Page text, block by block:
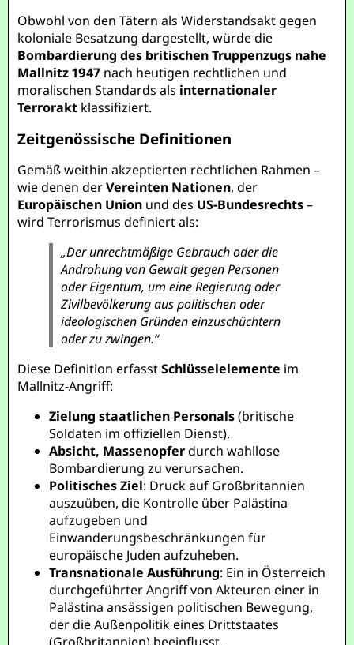
Obwohl von den Tätern als Widerstandsakt gegen
koloniale Besatzung dargestellt, würde die
Bombardierung des britischen Truppenzugs nahe
Mallnitz 1947 nach heutigen rechtlichen und
moralischen Standards als internationaler
Terrorakt klassifiziert.
Zeitgenössische Definitionen
Gemäß weithin akzeptierten rechtlichen Rahmen –
wie denen derVereinten Nationen, der
Europäischen Union und des US-Bundesrechts–
wird Terrorismus definiert als:
„Der unrechtmäßige Gebrauch oder die
Androhung von Gewalt gegen Personen
oder Eigentum, um eine Regierung oder
Zivilbevölkerung aus politischen oder
ideologischen Gründen einzuschüchtern
oder zu zwingen.“
Diese Definition erfasstSchlüsselelemente im
Mallnitz-Angriff:
Zielung staatlichen Personals(britische
Soldaten im offiziellen Dienst).
Absicht, Massenopferdurch wahllose
Bombardierung zu verursachen.
Politisches Ziel: Druck auf Großbritannien
auszuüben, die Kontrolle über Palästina
aufzugeben und
Einwanderungsbeschränkungen für
europäische Juden aufzuheben.
Transnationale Ausführung: Ein in Österreich
durchgeführter Angriff von Akteuren einer in
Palästina ansässigen politischen Bewegung,
der die Außenpolitik eines Drittstaates